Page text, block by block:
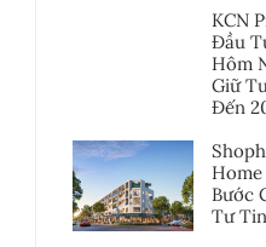
KCN
Đầu
Hôm
Giữ
Đến
Bước
Tư